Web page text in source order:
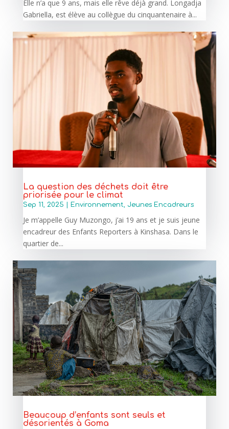
Elle n’a que 9 ans, mais elle rêve déjà grand. Longadja
Gabriella, est élève au collègue du cinquantenaire à...
La question des déchets doit être
priorisée pour le climat
Sep 11, 2025 | Environnement Jeunes Encadreurs
Je m’appelle Guy Muzongo, j’ai 19 ans et je suis jeune
encadreur des Enfants Reporters à Kinshasa. Dans le
quartier de...
Beaucoup d’enfants sont seuls et
désorientés à Goma